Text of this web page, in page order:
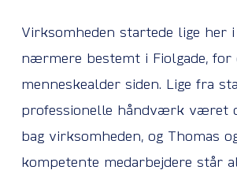
Virksomheden startede lige her i
nærmere bestemt i Fiolgade, for
menneskealder siden. Lige fra
professionelle håndværk været
bag virksomheden, og Thomas
kompetente medarbejdere står